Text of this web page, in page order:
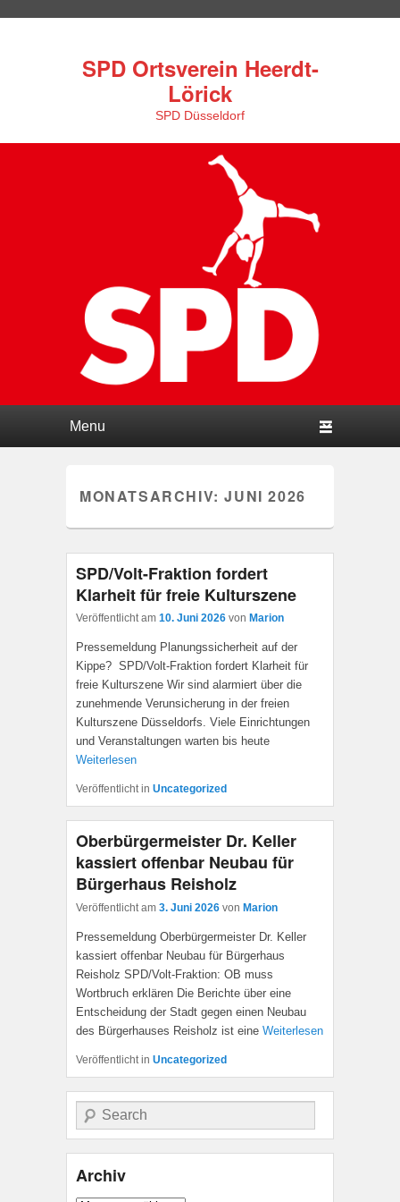
SPD Ortsverein Heerdt-
Lörick
SPD Düsseldorf
MONATSARCHIV:JUNI 2026
SPD/Volt-Fraktion fordert
Klarheit für freie Kulturszene
Veröffentlicht am 10. Juni 2026 von Marion
Pressemeldung Planungssicherheit auf der
Kippe? SPD/Volt-Fraktion fordert Klarheit für
freie Kulturszene Wir sind alarmiert über die
zunehmende Verunsicherung in der freien
Kulturszene Düsseldorfs. Viele Einrichtungen
und Veranstaltungen warten bis heute
Weiterlesen
Veröffentlicht in Uncategorized
Oberbürgermeister Dr. Keller
kassiert offenbar Neubau für
Bürgerhaus Reisholz
Veröffentlicht am 3. Juni 2026 von Marion
Pressemeldung Oberbürgermeister Dr. Keller
kassiert offenbar Neubau für Bürgerhaus
Reisholz SPD/Volt-Fraktion: OB muss
Wortbruch erklären Die Berichte über eine
Entscheidung der Stadt gegen einen Neubau
des Bürgerhauses Reisholz ist eine Weiterlesen
Veröffentlicht in Uncategorized
Suche
Archiv